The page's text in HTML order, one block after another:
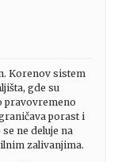
Korenov sistem
gde su
pravovremeno
porast i
ne deluje na
zalivanjima.